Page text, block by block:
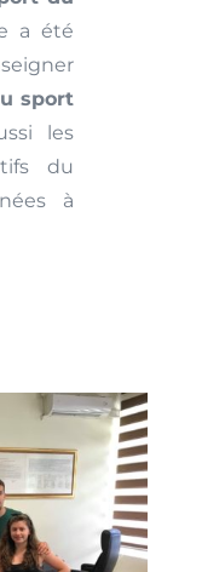
a été
sport
les
du
à